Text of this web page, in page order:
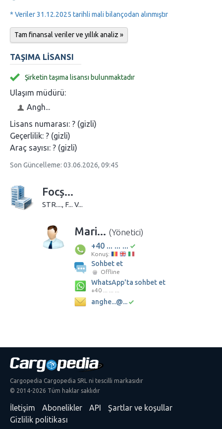
* Veriler 31.12.2025 tarihli mali bilançodan alınmıştır
Tam finansal veriler ve yıllık analiz »
TAŞIMA LISANSI
Şirketin taşıma lisansı bulunmaktadır
Ulaşım müdürü:
Angh...
Lisans numarası: ? (gizli)
Geçerlilik: ? (gizli)
Araç sayısı: ? (gizli)
Son Güncelleme: 03.06.2026, 09:45
Focș...
STR...., F... V...
Mari... (Yönetici)
+40 ... ... ...
Konuş:
Sohbet et
Offline
WhatsApp'ta sohbet et
+40 ... ... ...
anghe...@...
Cargopedia Cargopedia SRL ni tescilli markasıdır
© 2014-2026 Tüm haklar saklıdır
İletişim Abonelikler API
Şartlar ve koşullar
Gizlilik politikası